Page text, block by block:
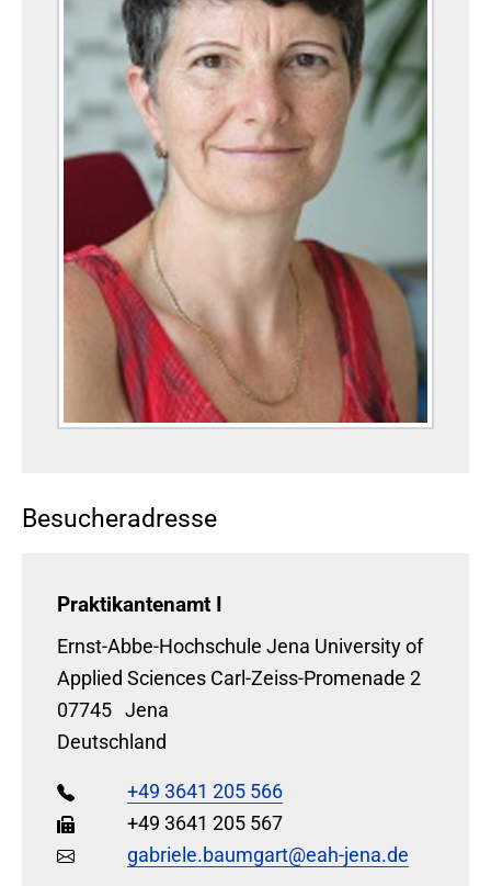
Besucheradresse
Praktikantenamt I
Ernst-Abbe-Hochschule Jena University of
Applied Sciences Carl-Zeiss-Promenade 2
07745 Jena
Deutschland
+49 3641 205 566
+49 3641 205 567
gabriele.baumgart@eah-jena.de